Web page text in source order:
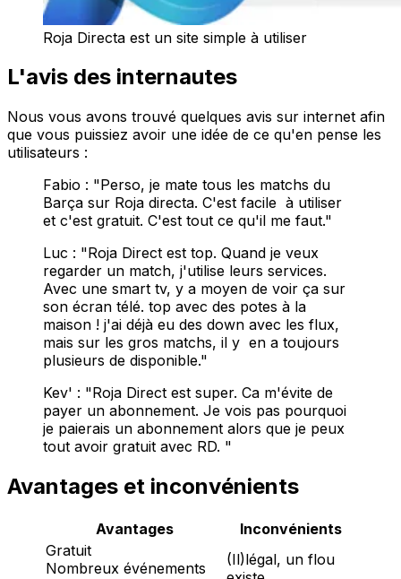
Roja Directa est un site simple à utiliser
L'avis des internautes
Nous vous avons trouvé quelques avis sur internet afin
que vous puissiez avoir une idée de ce qu'en pense les
utilisateurs :
Fabio : "Perso, je mate tous les matchs du
Barça sur Roja directa. C'est facile à utiliser
et c'est gratuit. C'est tout ce qu'il me faut."
Luc : "Roja Direct est top. Quand je veux
regarder un match, j'utilise leurs services.
Avec une smart tv, y a moyen de voir ça sur
son écran télé. top avec des potes à la
maison ! j'ai déjà eu des down avec les flux,
mais sur les gros matchs, il y en a toujours
plusieurs de disponible."
Kev' : "Roja Direct est super. Ca m'évite de
payer un abonnement. Je vois pas pourquoi
je paierais un abonnement alors que je peux
tout avoir gratuit avec RD. "
Avantages et inconvénients
Avantages
Inconvénients
Gratuit
Nombreux événements
(Il)légal, un flou